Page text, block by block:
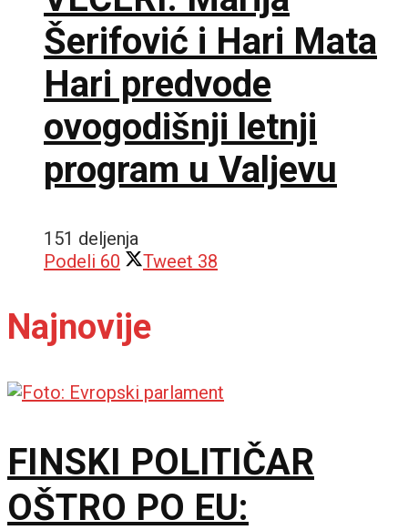
Šerifović i Hari Mata
Hari predvode
ovogodišnji letnji
program u Valjevu
151 deljenja
Podeli 60 Tweet 38
Najnovije
FINSKI POLITIČAR
OŠTRO PO EU: